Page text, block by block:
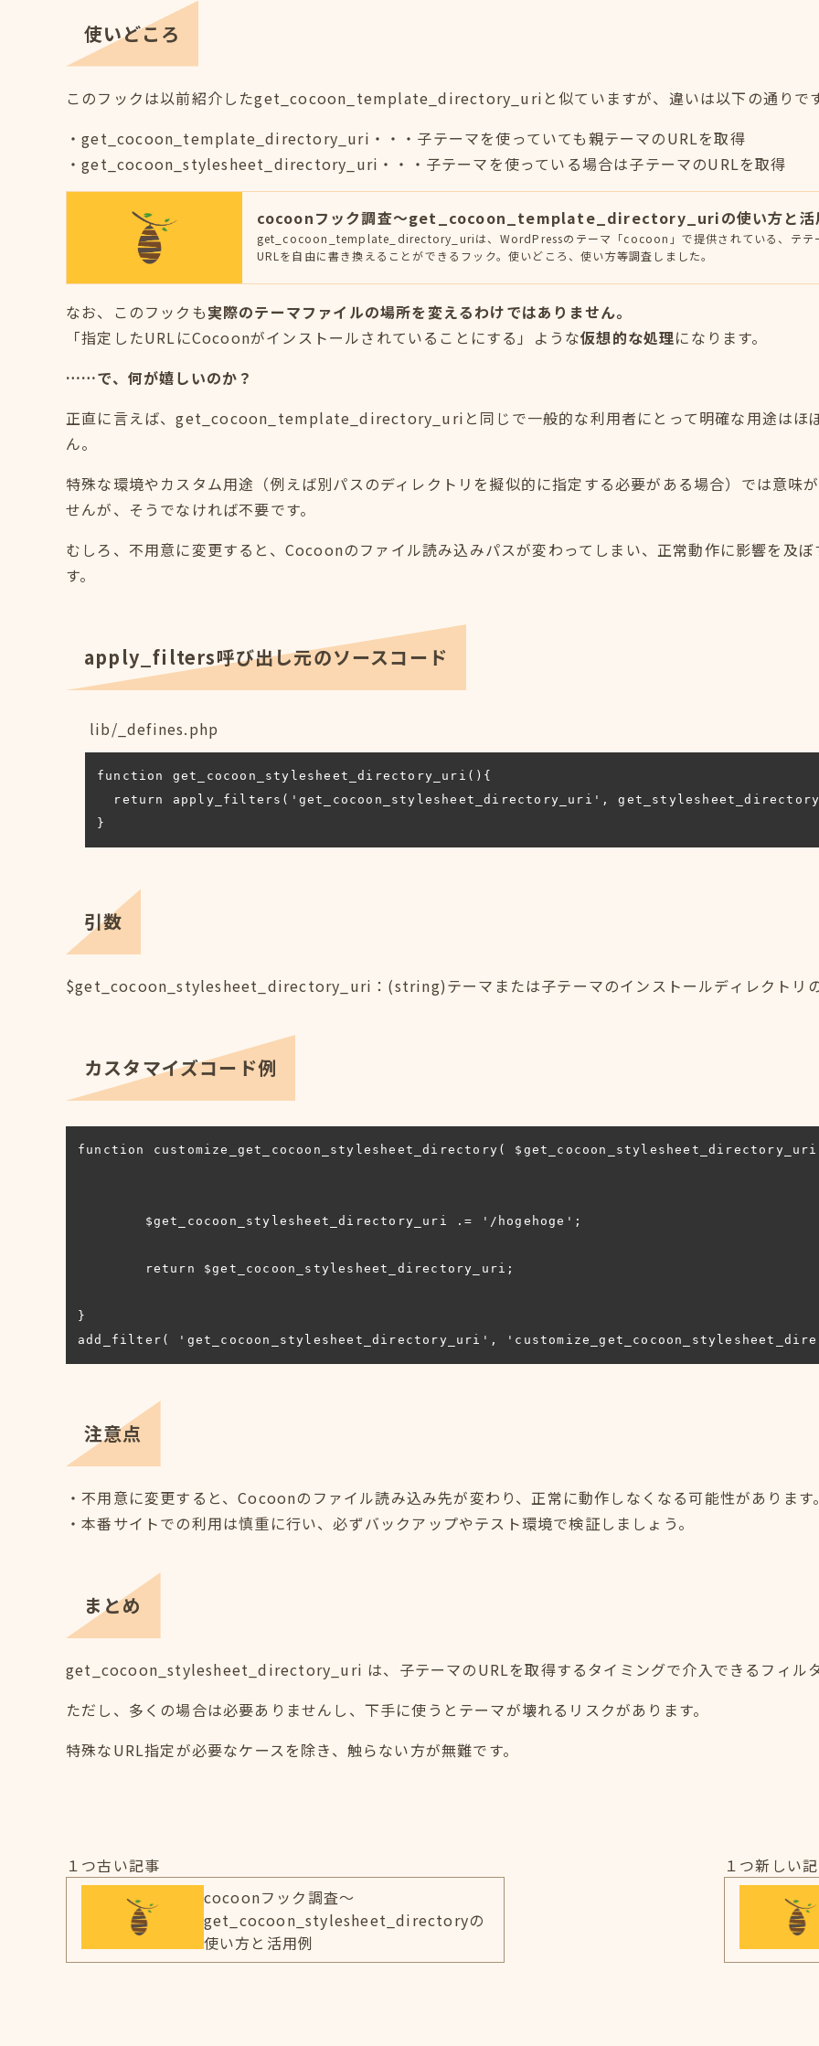
使いどころ
このフックは以前紹介したget_cocoon_template_directory_uriと似ていますが、違いは以下の通りです
・get_cocoon_template_directory_uri・・・子テーマを使っていても親テーマのURLを取得
・get_cocoon_stylesheet_directory_uri・・・子テーマを使っている場合は子テーマのURLを取得
cocoonフック調査～get_cocoon_template_directory_uriの使い方と活
get_cocoon_template_directory_uriは、WordPressのテーマ「cocoon」で提供されている、テテ
URLを自由に書き換えることができるフック。使いどころ、使い方等調査しました。
なお、このフックも実際のテーマファイルの場所を変えるわけではありません。
「指定したURLにCocoonがインストールされていることにする」ような仮想的な処理になります。
……で、何が嬉しいのか？
正直に言えば、get_cocoon_template_directory_uriと同じで一般的な利用者にとって明確な用途はほ
ん。
特殊な環境やカスタム用途（例えば別パスのディレクトリを擬似的に指定する必要がある場合）では意味
せんが、そうでなければ不要です。
むしろ、不用意に変更すると、Cocoonのファイル読み込みパスが変わってしまい、正常動作に影響を及ぼ
す。
apply_filters呼び出し元のソースコード
lib/_defines.php
function get_cocoon_stylesheet_directory_uri(){
}
引数
$get_cocoon_stylesheet_directory_uri：(string)テーマまたは子テーマのインストールディレクトリ
カスタマイズコード例
function customize_get_cocoon_stylesheet_directory(
}
add_filter( 'get_cocoon_stylesheet_directory_uri',
注意点
・不用意に変更すると、Cocoonのファイル読み込み先が変わり、正常に動作しなくなる可能性があります。
・本番サイトでの利用は慎重に行い、必ずバックアップやテスト環境で検証しましょう。
まとめ
get_cocoon_stylesheet_directory_uri は、子テーマのURLを取得するタイミングで介入できるフィルタ
ただし、多くの場合は必要ありませんし、下手に使うとテーマが壊れるリスクがあります。
特殊なURL指定が必要なケースを除き、触らない方が無難です。
１つ古い記事
cocoonフック調査～
get_cocoon_stylesheet_directoryの
使い方と活用例
１つ新しい